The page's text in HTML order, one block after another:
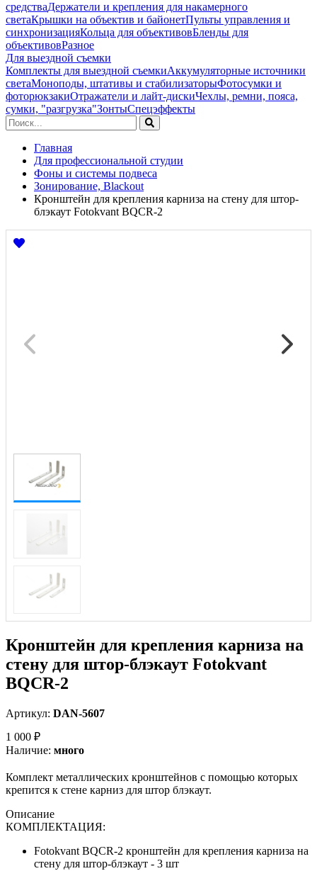
средстваДержатели и крепления для накамерного
светаКрышки на объектив и байонетПульты управления и
синхронизацияКольца для объективовБленды для
объективовРазное
Для выездной съемки
Комплекты для выездной съемкиАккумуляторные источники
светаМоноподы, штативы и стабилизаторыФотосумки и
фоторюкзакиОтражатели и лайт-дискиЧехлы, ремни, пояса,
сумки, "разгрузка"ЗонтыСпецэффекты
Главная
Для профессиональной студии
Фоны и системы подвеса
Зонирование, Blackout
Кронштейн для крепления карниза на стену для штор-
блэкаут Fotokvant BQCR-2
Кронштейн для крепления карниза на
стену для штор-блэкаут Fotokvant
BQCR-2
Артикул: DAN-5607
1 000 ₽
Наличие: много
Комплект металлических кронштейнов с помощью которых
крепится к стене карниз для штор блэкаут.
Описание
КОМПЛЕКТАЦИЯ:
Fotokvant BQCR-2 кронштейн для крепления карниза на
стену для штор-блэкаут - 3 шт